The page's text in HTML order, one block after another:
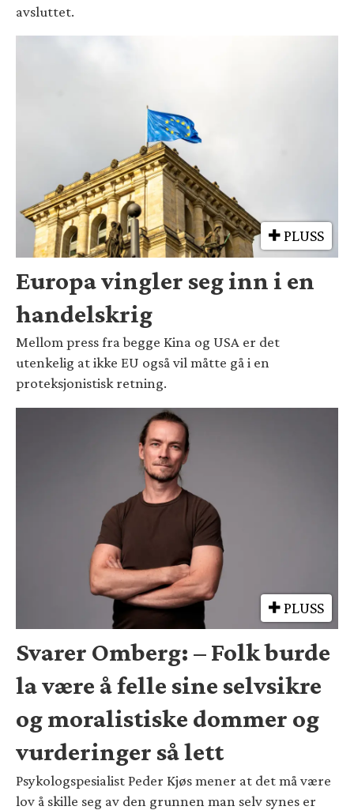
avsluttet.
PLUSS
Europa vingler seg inn i en
handelskrig
Mellom press fra begge Kina og USA er det
utenkelig at ikke EU også vil måtte gå i en
proteksjonistisk retning.
PLUSS
Svarer Omberg: – Folk burde
la være å felle sine selvsikre
og moralistiske dommer og
vurderinger så lett
Psykologspesialist Peder Kjøs mener at det må være
lov å skille seg av den grunnen man selv synes er